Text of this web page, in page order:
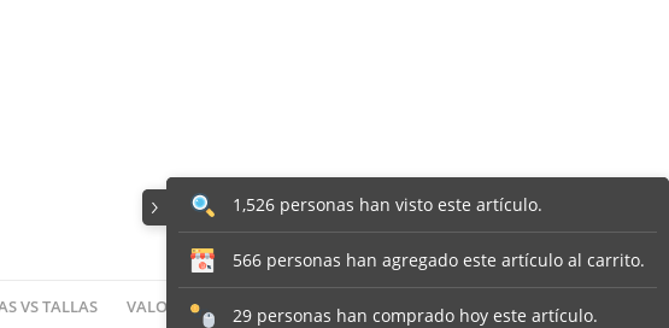
VS TALLAS VALORACIONES (0)
1,526 personas han visto este artículo.
566 personas han agregado este artículo al carrito.
29 personas han comprado hoy este artículo.